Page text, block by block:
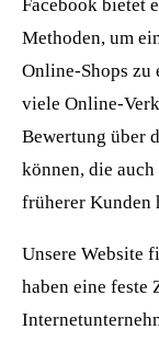
Facebook bietet
Methoden, um
Online-Shops zu
viele Online-
Bewertung über
können, die
früherer Kunden
Unsere Website
haben eine feste